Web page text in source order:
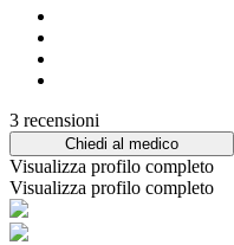
3 recensioni
Chiedi al medico
Visualizza profilo completo
Visualizza profilo completo